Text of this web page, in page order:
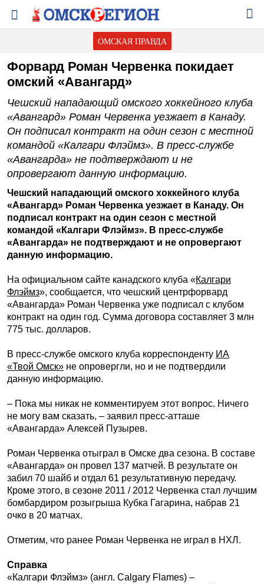
ОМСКАЯ ПРАВДА
Форвард Роман Червенка покидает
омский «Авангард»
Чешский нападающий омского хоккейного клуба
«Авангард» Роман Червенка уезжает в Канаду.
Он подписал контракт на один сезон с местной
командой «Калгари Флэймз». В пресс-службе
«Авангарда» не подтверждают и не
опровергают данную информацию.
Чешский нападающий омского хоккейного клуба
«Авангард» Роман Червенка уезжает в Канаду. Он
подписал контракт на один сезон с местной
командой «Калгари Флэймз». В пресс-службе
«Авангарда» не подтверждают и не опровергают
данную информацию.
На официальном сайте канадского клуба «Калгари
Флэймз», сообщается, что чешский центрфорвард
«Авангарда» Роман Червенка уже подписал с клубом
контракт на один год. Сумма договора составляет 3 млн
775 тыс. долларов.
В пресс-службе омского клуба корреспонденту ИА
«Твой Омск» не опровергли, но и не подтвердили
данную информацию.
– Пока мы никак не комментируем этот вопрос. Ничего
не могу вам сказать, – заявил пресс-атташе
«Авангарда» Алексей Пузырев.
Роман Червенка отыграл в Омске два сезона. В составе
«Авангарда» он провел 137 матчей. В результате он
забил 70 шайб и отдал 61 результативную передачу.
Кроме этого, в сезоне 2011 / 2012 Червенка стал лучшим
бомбардиром розыгрыша Кубка Гагарина, набрав 21
очко в 20 матчах.
Отметим, что ранее Роман Червенка не играл в НХЛ.
Справка
«Калгари Флэймз» (англ. Calgary Flames) –